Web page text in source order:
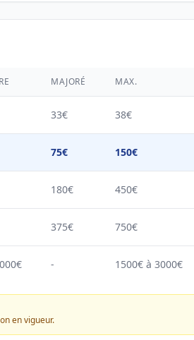
MAJORÉ MAX.
33€ 38€
75€ 150€
180€ 450€
375€ 750€
- 1500€ à 3000€
en vigueur.